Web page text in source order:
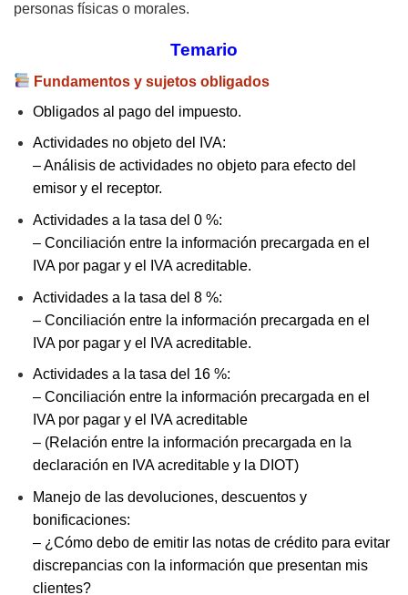
personas físicas o morales.
Temario
Fundamentos y sujetos obligados
Obligados al pago del impuesto.
Actividades no objeto del IVA:
– Análisis de actividades no objeto para efecto del
emisor y el receptor.
Actividades a la tasa del 0 %:
– Conciliación entre la información precargada en el
IVA por pagar y el IVA acreditable.
Actividades a la tasa del 8 %:
– Conciliación entre la información precargada en el
IVA por pagar y el IVA acreditable.
Actividades a la tasa del 16 %:
– Conciliación entre la información precargada en el
IVA por pagar y el IVA acreditable
– (Relación entre la información precargada en la
declaración en IVA acreditable y la DIOT)
Manejo de las devoluciones, descuentos y
bonificaciones:
– ¿Cómo debo de emitir las notas de crédito para evitar
discrepancias con la información que presentan mis
clientes?